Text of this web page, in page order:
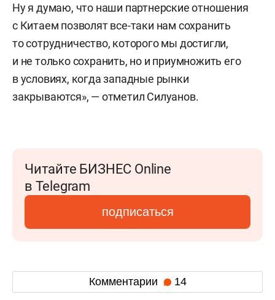
Ну я думаю, что наши партнерские отношения
с Китаем позволят все-таки нам сохранить
то сотрудничество, которого мы достигли,
и не только сохранить, но и приумножить его
в условиях, когда западные рынки
закрываются», — отметил Силуанов.
Читайте БИЗНЕС Online
в Telegram
подписаться
Комментарии 14